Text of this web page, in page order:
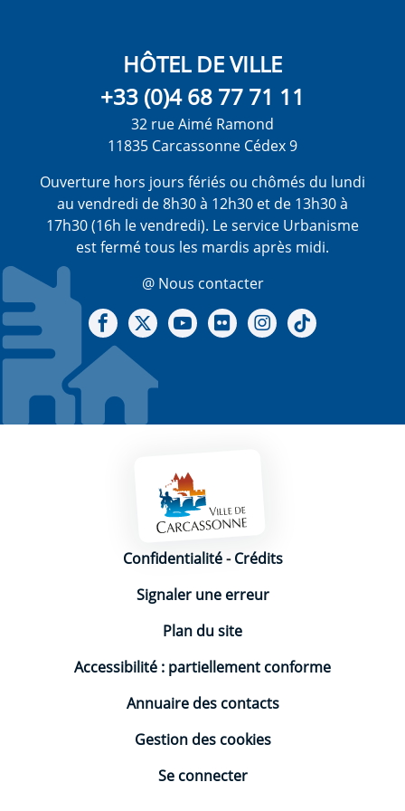
HÔTEL DE VILLE
+33 (0)4 68 77 71 11
32 rue Aimé Ramond
11835 Carcassonne Cédex 9
Ouverture hors jours fériés ou chômés du lundi
au vendredi de 8h30 à 12h30 et de 13h30 à
17h30 (16h le vendredi). Le service Urbanisme
est fermé tous les mardis après midi.
@ Nous contacter
Notre Facebook
Notre X - (twitter)
Notre chaine Youtube
Notre Gallerie sur Flickr
Notre Instagram
Mentions légales
Confidentialité-Crédits
Signaler une erreur
Plan du site
Accessibilité : partiellement conforme
Annuaire des contacts
Gestion des cookies
Se connecter